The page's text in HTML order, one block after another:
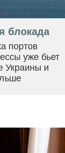
блокада
портов
уже бьет
Украины и